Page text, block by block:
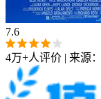
7.6
4万+人评价 | 来源：